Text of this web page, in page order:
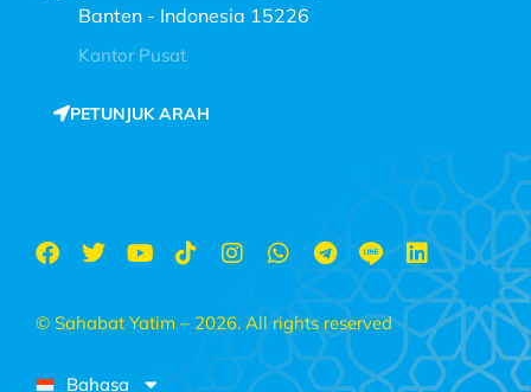
Banten - Indonesia 15226
Kantor Pusat
PETUNJUK ARAH
© Sahabat Yatim – 2026. All rights reserved
Bahasa